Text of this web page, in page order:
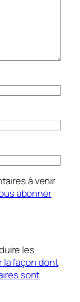
à venir
abonner
les
la façon dont
sont